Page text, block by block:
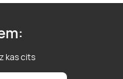
kas cits